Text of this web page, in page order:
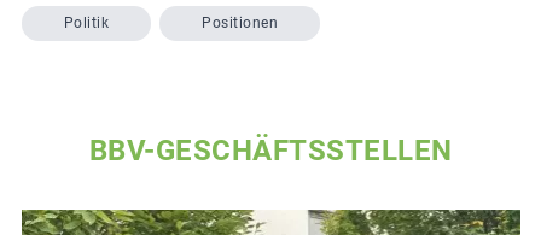
Politik Positionen
BBV-GESCHÄFTSSTELLEN